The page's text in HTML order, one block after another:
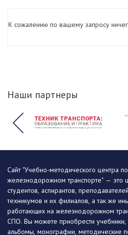
К сожалению по вашему запросу
Наши партнеры
Сайт "Учебно-методического центра
железнодорожном транспорте" — это
студентов, аспирантов,
техникумов и их филиалов, а так же
работающих на железнодорожном
СПО. Вы можете приобрести
альбомы, монографии, методические